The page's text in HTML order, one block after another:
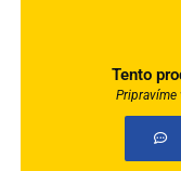
Tento
Pripravíme